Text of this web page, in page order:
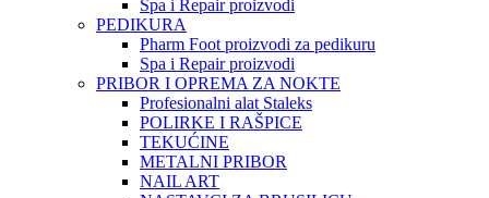
Spa i Repair proizvodi
PEDIKURA
Pharm Foot proizvodi za pedikuru
Spa i Repair proizvodi
PRIBOR I OPREMA ZA NOKTE
Profesionalni alat Staleks
POLIRKE I RAŠPICE
TEKUĆINE
METALNI PRIBOR
NAIL ART